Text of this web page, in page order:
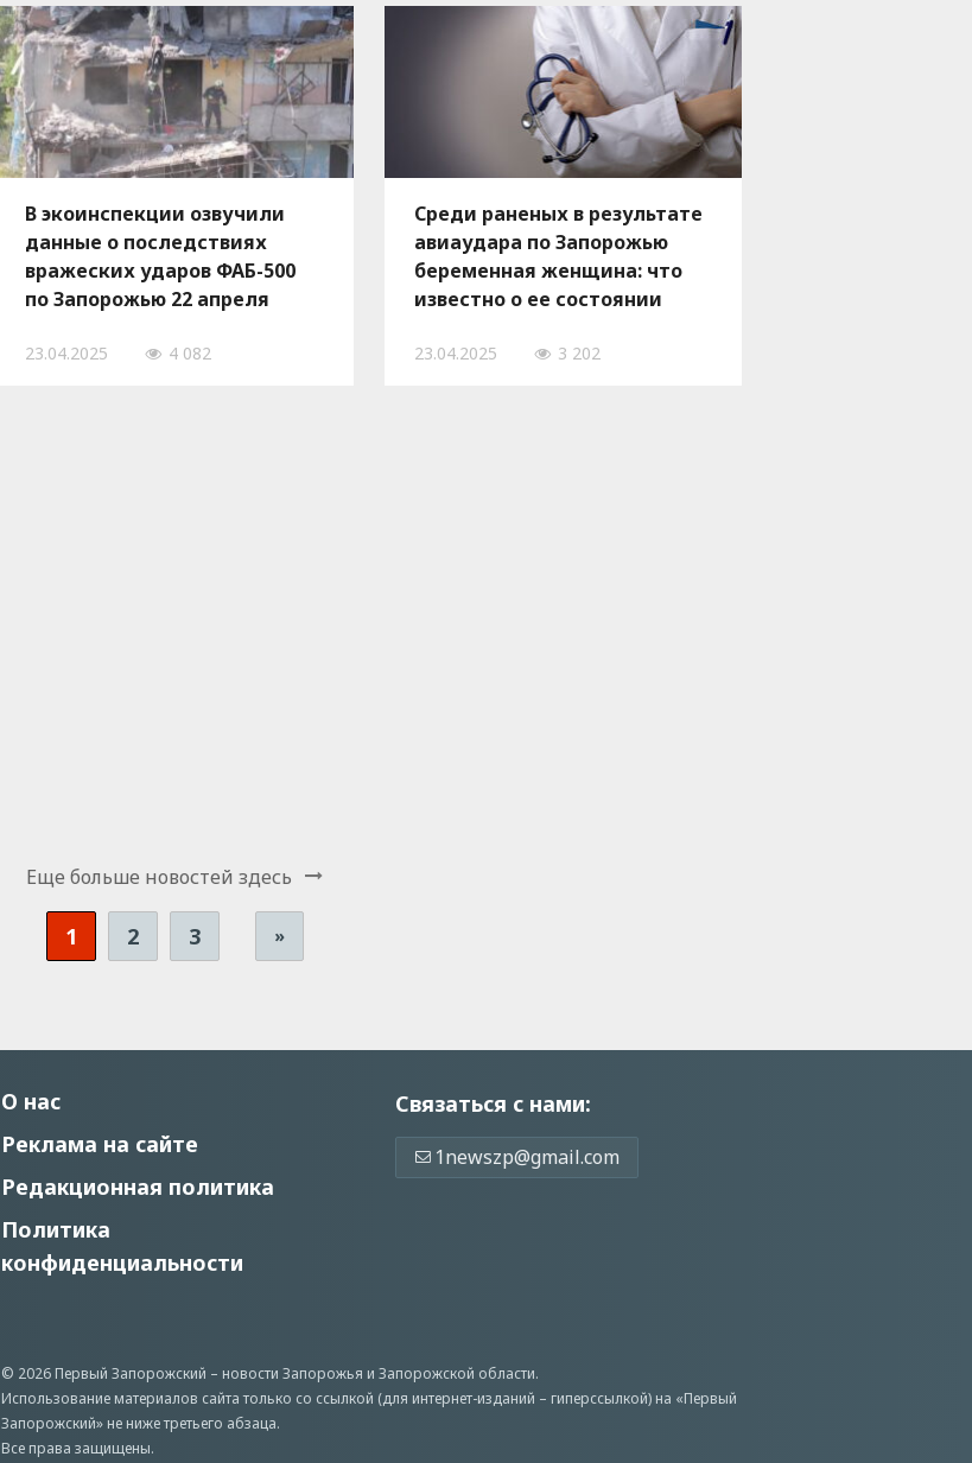
В экоинспекции озвучили
данные о последствиях
вражеских ударов ФАБ-500
по Запорожью 22 апреля
23.04.2025 4 082
Среди раненых в результате
авиаудара по Запорожью
беременная женщина: что
известно о ее состоянии
23.04.2025 3 202
Еще больше новостей здесь
1 2 3 »
О нас
Реклама на сайте
Редакционная политика
Политика
конфиденциальности
Связаться с нами:
1newszp@gmail.com
© 2026 Первый Запорожский – новости Запорожья и Запорожской области.
Использование материалов сайта только со ссылкой (для интернет-изданий – гиперссылкой) на «Первый
Запорожский» не ниже третьего абзаца.
Все права защищены.